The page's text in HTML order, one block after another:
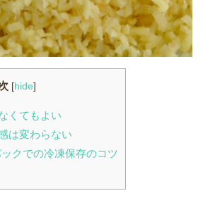
[hide]
くてもよい
は変わらない
クでの冷凍保存のコツ